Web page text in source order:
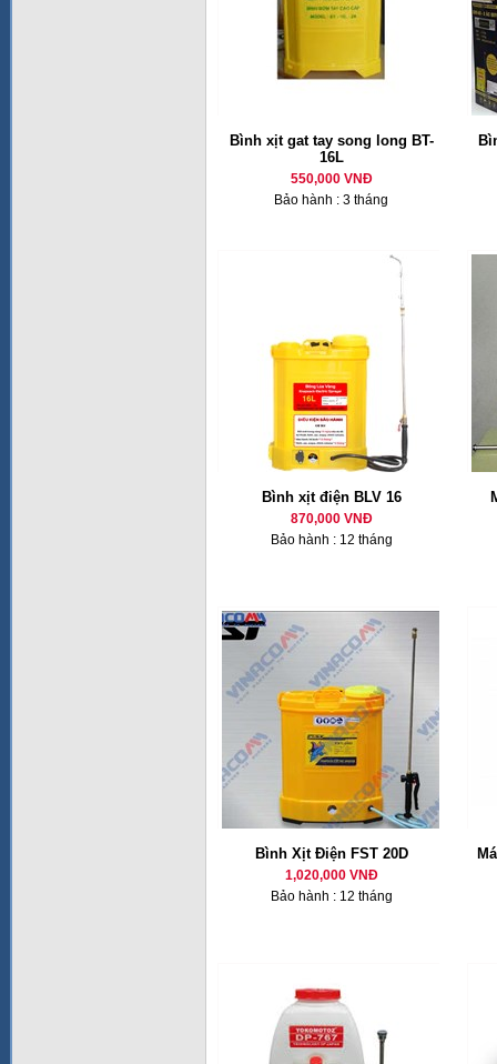
Bình xịt gat tay song long BT-
16L
550,000 VNĐ
Bảo hành : 3 tháng
Bình xịt điện BLV 16
870,000 VNĐ
Bảo hành : 12 tháng
Bình Xịt Điện FST 20D
1,020,000 VNĐ
Bảo hành : 12 tháng